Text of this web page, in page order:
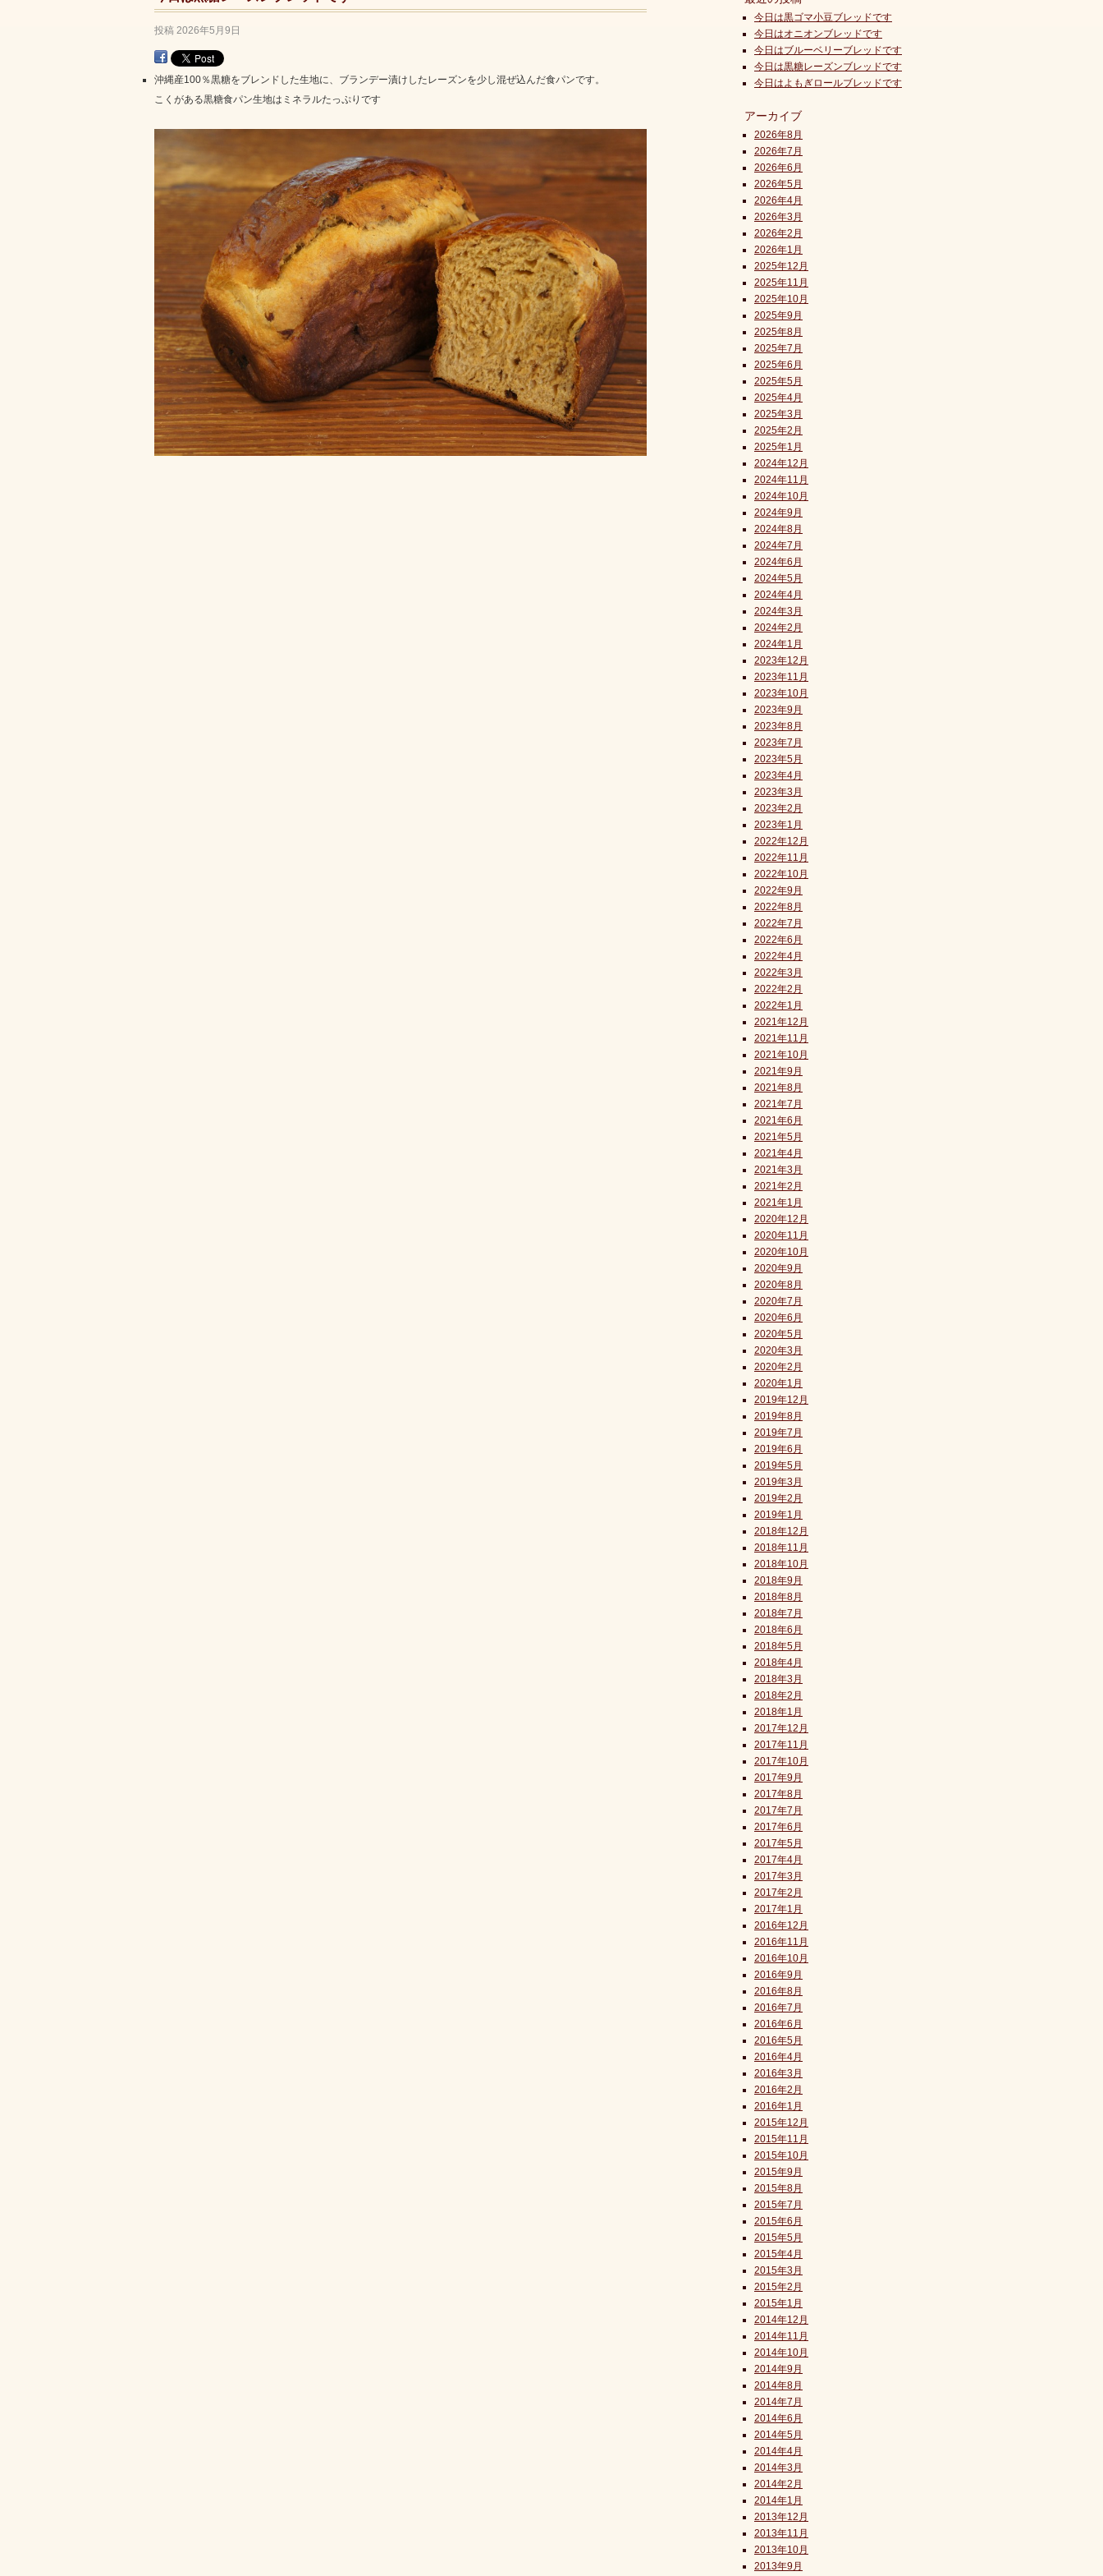
今日は黒ゴマ小豆ブレッドです
今日はオニオンブレッドです
今日はブルーベリーブレッドです
今日は黒糖レーズンブレッドです
今日はよもぎロールブレッドです
アーカイブ
2026年8月
2026年7月
2026年6月
2026年5月
2026年4月
2026年3月
2026年2月
2026年1月
2025年12月
2025年11月
2025年10月
2025年9月
2025年8月
2025年7月
2025年6月
2025年5月
2025年4月
2025年3月
2025年2月
2025年1月
2024年12月
2024年11月
2024年10月
2024年9月
2024年8月
2024年7月
2024年6月
2024年5月
2024年4月
2024年3月
2024年2月
2024年1月
2023年12月
2023年11月
2023年10月
2023年9月
2023年8月
2023年7月
2023年5月
2023年4月
2023年3月
2023年2月
2023年1月
2022年12月
2022年11月
2022年10月
2022年9月
2022年8月
2022年7月
2022年6月
2022年4月
2022年3月
2022年2月
2022年1月
2021年12月
2021年11月
2021年10月
2021年9月
2021年8月
2021年7月
2021年6月
2021年5月
2021年4月
2021年3月
2021年2月
2021年1月
2020年12月
2020年11月
2020年10月
2020年9月
2020年8月
2020年7月
2020年6月
2020年5月
2020年3月
2020年2月
2020年1月
2019年12月
2019年8月
2019年7月
2019年6月
2019年5月
2019年3月
2019年2月
2019年1月
2018年12月
2018年11月
2018年10月
2018年9月
2018年8月
2018年7月
2018年6月
2018年5月
2018年4月
2018年3月
2018年2月
2018年1月
2017年12月
2017年11月
2017年10月
2017年9月
2017年8月
2017年7月
2017年6月
2017年5月
2017年4月
2017年3月
2017年2月
2017年1月
2016年12月
2016年11月
2016年10月
2016年9月
2016年8月
2016年7月
2016年6月
2016年5月
2016年4月
2016年3月
2016年2月
2016年1月
2015年12月
2015年11月
2015年10月
2015年9月
2015年8月
2015年7月
2015年6月
2015年5月
2015年4月
2015年3月
2015年2月
2015年1月
2014年12月
2014年11月
2014年10月
2014年9月
2014年8月
2014年7月
2014年6月
2014年5月
2014年4月
2014年3月
2014年2月
2014年1月
2013年12月
2013年11月
2013年10月
2013年9月
投稿 2026年5月9日
沖縄産100％黒糖をブレンドした生地に、ブランデー漬けしたレーズンを少し混ぜ込んだ食パンです。
こくがある黒糖食パン生地はミネラルたっぷりです